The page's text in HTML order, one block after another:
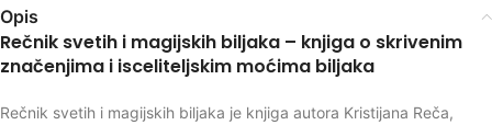
Opis
Rečnik svetih i magijskih biljaka – knjiga o skrivenim
značenjima i isceliteljskim moćima biljaka
Rečnik svetih i magijskih biljaka je knjiga autora Kristijana Reča,